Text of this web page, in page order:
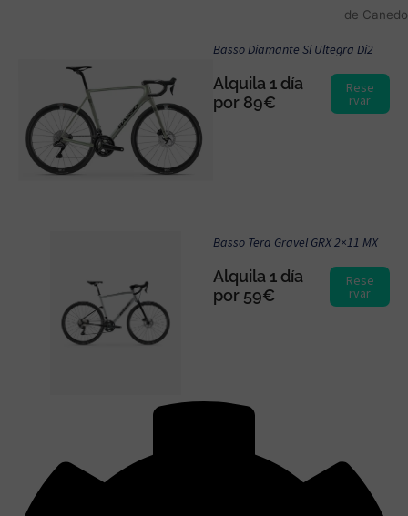
de Canedo
Basso Diamante Sl Ultegra Di2
Alquila 1 día
por 89€
Rese
rvar
Basso Tera Gravel GRX 2×11 MX
Alquila 1 día
por 59€
Rese
rvar